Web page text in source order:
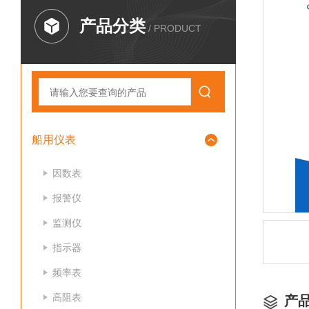
产品分类 / PRODUCT
船用仪表
因数表
报警仪
监测仪
指示器
频率表
高阻表 产